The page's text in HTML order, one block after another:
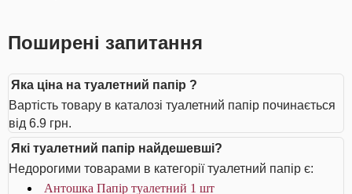
Поширені запитання
Яка ціна на туалетний папір ?
Вартість товару в каталозі туалетний папір починається
від 6.9 грн.
Які туалетний папір найдешевші?
Недорогими товарами в категорії туалетний папір є:
Антошка Папір туалетний 1 шт